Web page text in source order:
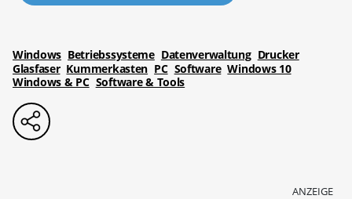
Windows Betriebssysteme Datenverwaltung Drucker
Glasfaser Kummerkasten PC Software Windows 10
Windows & PC Software & Tools
ANZEIGE